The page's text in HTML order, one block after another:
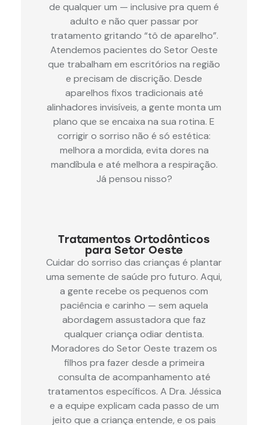
de qualquer um — inclusive pra quem é
adulto e não quer passar por
tratamento gritando “tô de aparelho”.
Atendemos pacientes do Setor Oeste
que trabalham em escritórios na região
e precisam de discrição. Desde
aparelhos fixos tradicionais até
alinhadores invisíveis, a gente monta um
plano que se encaixa na sua rotina. E
corrigir o sorriso não é só estética:
melhora a mordida, evita dores na
mandíbula e até melhora a respiração.
Já pensou nisso?
Tratamentos Ortodônticos
para Setor Oeste
Cuidar do sorriso das crianças é plantar
uma semente de saúde pro futuro. Aqui,
a gente recebe os pequenos com
paciência e carinho — sem aquela
abordagem assustadora que faz
qualquer criança odiar dentista.
Moradores do Setor Oeste trazem os
filhos pra fazer desde a primeira
consulta de acompanhamento até
tratamentos específicos. A Dra. Jéssica
e a equipe explicam cada passo de um
jeito que a criança entende, e os pais